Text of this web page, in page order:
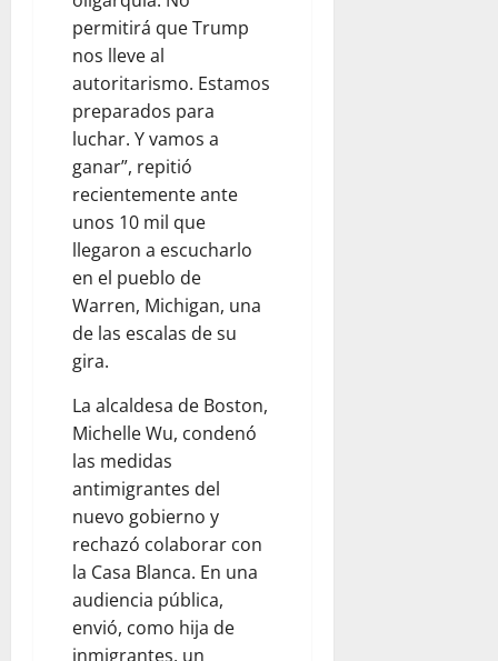
permitirá que Trump
nos lleve al
autoritarismo. Estamos
preparados para
luchar. Y vamos a
ganar”, repitió
recientemente ante
unos 10 mil que
llegaron a escucharlo
en el pueblo de
Warren, Michigan, una
de las escalas de su
gira.
La alcaldesa de Boston,
Michelle Wu, condenó
las medidas
antimigrantes del
nuevo gobierno y
rechazó colaborar con
la Casa Blanca. En una
audiencia pública,
envió, como hija de
inmigrantes, un